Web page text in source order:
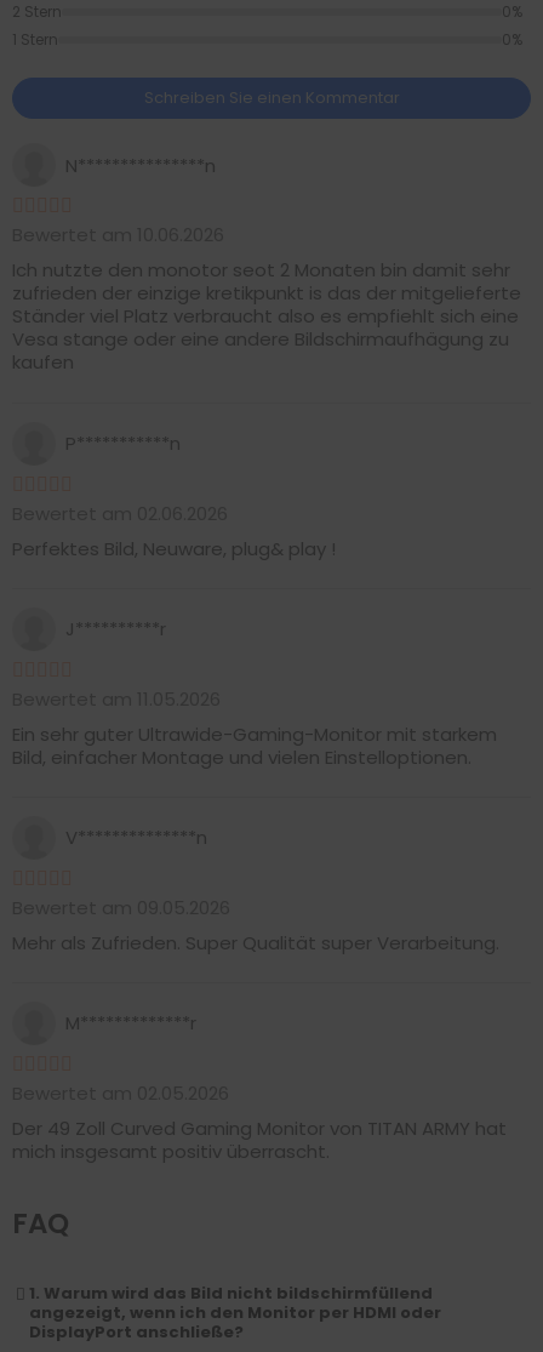
2 Stern
0%
1 Stern
0%
Schreiben Sie einen Kommentar
N***************n
Ich nutzte den monotor seot 2 Monaten bin damit sehr
zufrieden der einzige kretikpunkt is das der mitgelieferte
Ständer viel Platz verbraucht also es empfiehlt sich eine
Vesa stange oder eine andere Bildschirmaufhägung zu
kaufen
P***********n
Perfektes Bild, Neuware, plug& play !
J**********r
Ein sehr guter Ultrawide-Gaming-Monitor mit starkem
Bild, einfacher Montage und vielen Einstelloptionen.
V**************n
Mehr als Zufrieden. Super Qualität super Verarbeitung.
M*************r
Der 49 Zoll Curved Gaming Monitor von TITAN ARMY hat
mich insgesamt positiv überrascht.
FAQ
1. Warum wird das Bild nicht bildschirmfüllend
angezeigt, wenn ich den Monitor per HDMI oder
DisplayPort anschließe?